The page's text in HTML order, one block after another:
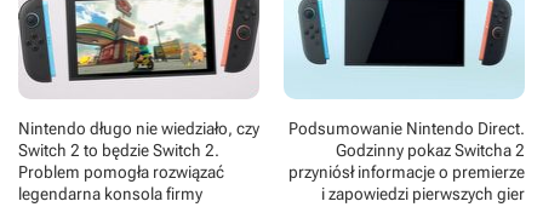
Nintendo długo nie wiedziało, czy
Switch 2 to będzie Switch 2.
Problem pomogła rozwiązać
legendarna konsola firmy
Podsumowanie Nintendo Direct.
Godzinny pokaz Switcha 2
przyniósł informacje o premierze
i zapowiedzi pierwszych gier